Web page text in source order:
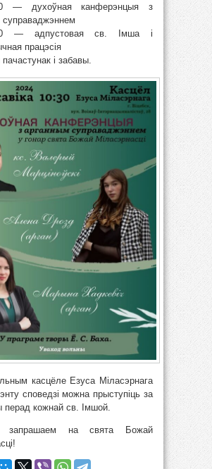
— духоўная канферэнцыя з
— адпустовая св. Імша і
працэсія
і забавы.
касцёле Езуса Міласэрнага
споведзі можна прыступіць за
перад кожнай cв. Імшой.
запрашаем на свята Божай